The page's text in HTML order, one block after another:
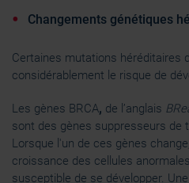
Changements génétiques
Certaines mutations héréditaires
considérablement le risque de
Les gènes BRCA, de l’anglais
sont des gènes suppresseurs de
Lorsque l'un de ces gènes
croissance des cellules
susceptible de se développer.